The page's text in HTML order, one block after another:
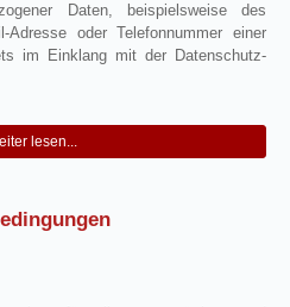
Daten, beispielsweise des
oder Telefonnummer einer
im Einklang mit der Datenschutz-
lesen...